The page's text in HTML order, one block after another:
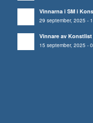
Vinnarna i SM i
29 september, 2025 -
Vinnare av Konstlist
15 september, 2025 -